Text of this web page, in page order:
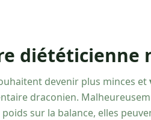
diététicienne
devenir plus minces et
draconien.
sur la balance, elles